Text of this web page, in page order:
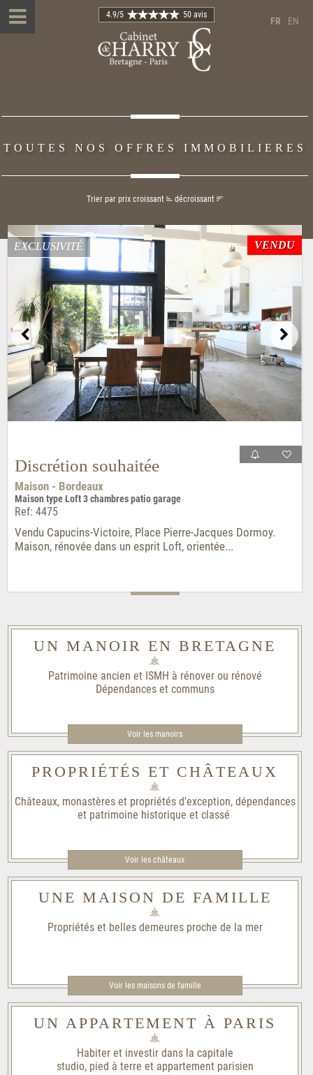
FR EN
4.9/5 50 avis
TOUTES NOS OFFRES IMMOBILIERES
Trier par prix croissant décroissant
VENDU
EXCLUSIVITÉ
Discrétion souhaitée
Maison - Bordeaux
Maison type Loft 3 chambres patio garage
Ref: 4475
Vendu Capucins-Victoire, Place Pierre-Jacques Dormoy.
Maison, rénovée dans un esprit Loft, orientée...
UN MANOIR EN BRETAGNE
Patrimoine ancien et ISMH à rénover ou rénové
Dépendances et communs
Voir les manoirs
PROPRIÉTÉS ET CHÂTEAUX
Châteaux, monastères et propriétés d'exception, dépendances
et patrimoine historique et classé
Voir les châteaux
UNE MAISON DE FAMILLE
Propriétés et belles demeures proche de la mer
Voir les maisons de famille​
UN APPARTEMENT À PARIS
Habiter et investir dans la capitale
studio, pied à terre et appartement parisien